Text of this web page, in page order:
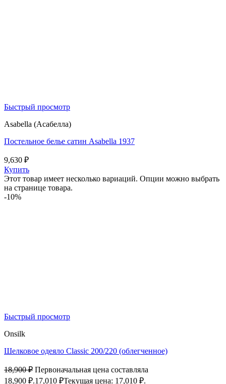
Быстрый просмотр
Asabella (Асабелла)
Постельное белье сатин Asabella 1937
9,630 ₽
Купить
Этот товар имеет несколько вариаций. Опции можно выбрать
на странице товара.
-10%
Быстрый просмотр
Onsilk
Шелковое одеяло Classic 200/220 (облегченное)
18,900₽ Первоначальная цена составляла
18,900 ₽.17,010 ₽Текущая цена: 17,010 ₽.